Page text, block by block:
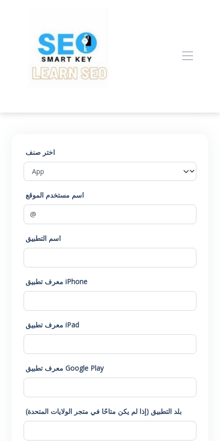
اختر صنف
اسم مستخدم الموقع
اسم التطبيق
معرف تطبيق iPhone
معرف تطبيق iPad
معرف تطبيق Google Play
بلد التطبيق (إذا لم يكن متاحًا في متجر الولايات المتحدة)